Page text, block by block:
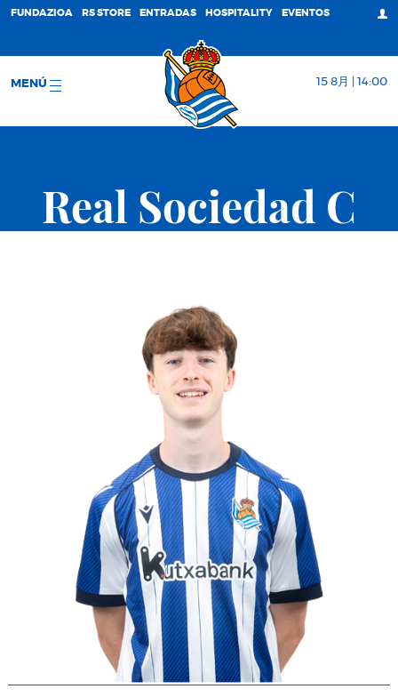
FUNDAZIOA RS STORE ENTRADAS HOSPITALITY EVENTOS
MENÚ 15 8月 | 14:00
Real Sociedad C